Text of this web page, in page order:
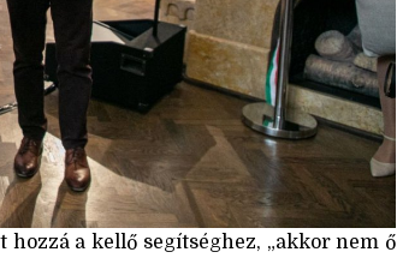
a kellő segítséghez, „akkor nem ő